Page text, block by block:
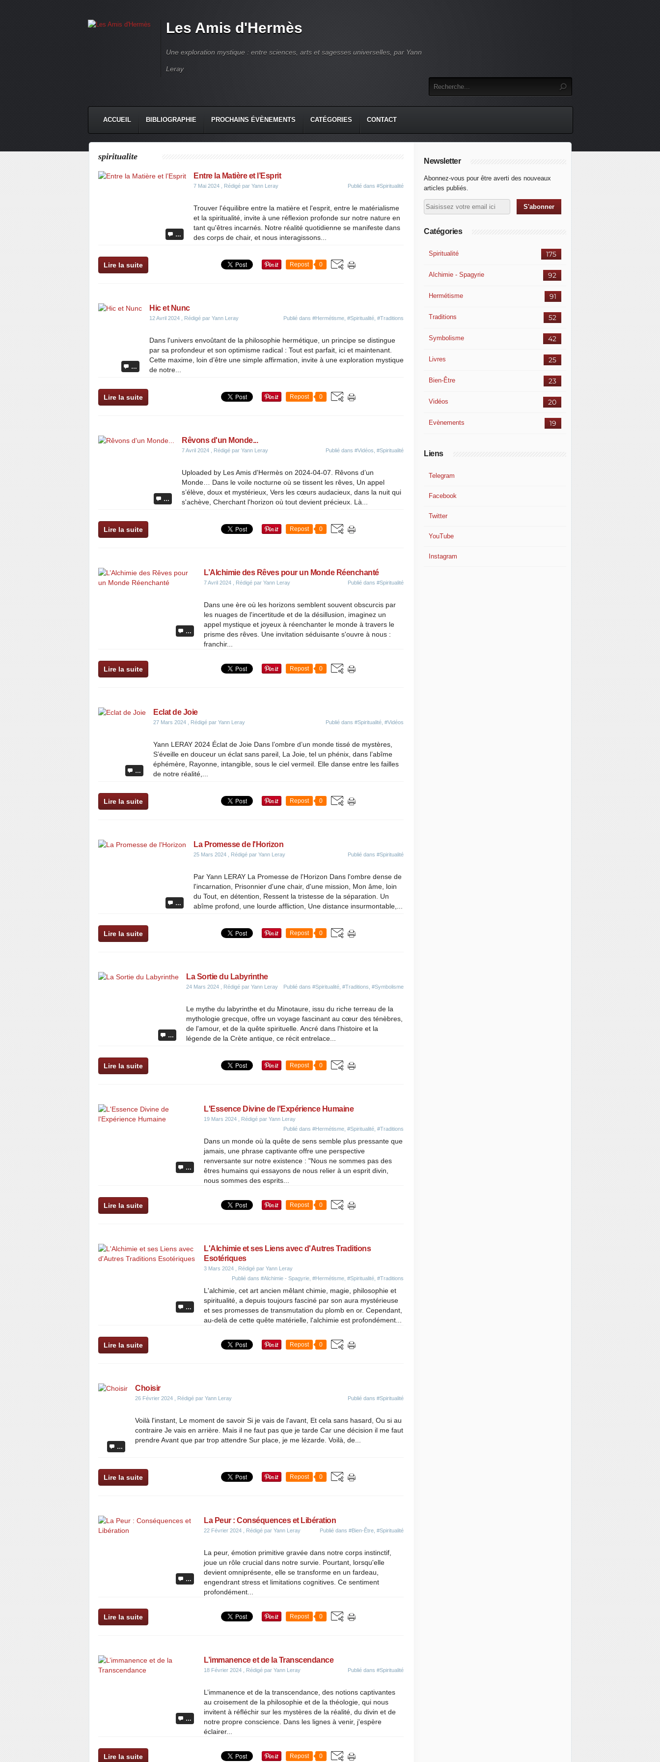
Les Amis d'Hermès
Une exploration mystique : entre sciences, arts et sagesses universelles, par Yann
Leray
ACCUEIL BIBLIOGRAPHIE PROCHAINS ÉVÈNEMENTS CATÉGORIES CONTACT
spiritualite
…
Entre la Matière et l’Esprit
7 Mai 2024 , Rédigé par Yann Leray Publié dans #Spiritualité
Trouver l'équilibre entre la matière et l'esprit, entre le matérialisme
et la spiritualité, invite à une réflexion profonde sur notre nature en
tant qu'êtres incarnés. Notre réalité quotidienne se manifeste dans
des corps de chair, et nous interagissons...
Lire la suite Repost 0
…
Hic et Nunc
12 Avril 2024 , Rédigé par Yann Leray Publié dans #Hermétisme #Spiritualité #Traditions
Dans l'univers envoûtant de la philosophie hermétique, un principe se distingue
par sa profondeur et son optimisme radical : Tout est parfait, ici et maintenant.
Cette maxime, loin d’être une simple affirmation, invite à une exploration mystique
de notre...
Lire la suite Repost 0
…
Rêvons d'un Monde...
7 Avril 2024 , Rédigé par Yann Leray Publié dans #Vidéos #Spiritualité
Uploaded by Les Amis d'Hermès on 2024-04-07. Rêvons d’un
Monde… Dans le voile nocturne où se tissent les rêves, Un appel
s’élève, doux et mystérieux, Vers les cœurs audacieux, dans la nuit qui
s'achève, Cherchant l'horizon où tout devient précieux. Là...
Lire la suite Repost 0
…
L’Alchimie des Rêves pour un Monde Réenchanté
7 Avril 2024 , Rédigé par Yann Leray Publié dans #Spiritualité
Dans une ère où les horizons semblent souvent obscurcis par
les nuages de l'incertitude et de la désillusion, imaginez un
appel mystique et joyeux à réenchanter le monde à travers le
prisme des rêves. Une invitation séduisante s'ouvre à nous :
franchir...
Lire la suite Repost 0
…
Eclat de Joie
27 Mars 2024 , Rédigé par Yann Leray Publié dans #Spiritualité #Vidéos
Yann LERAY 2024 Éclat de Joie Dans l’ombre d’un monde tissé de mystères,
S’éveille en douceur un éclat sans pareil, La Joie, tel un phénix, dans l’abîme
éphémère, Rayonne, intangible, sous le ciel vermeil. Elle danse entre les failles
de notre réalité,...
Lire la suite Repost 0
…
La Promesse de l'Horizon
25 Mars 2024 , Rédigé par Yann Leray Publié dans #Spiritualité
Par Yann LERAY La Promesse de l'Horizon Dans l'ombre dense de
l'incarnation, Prisonnier d'une chair, d'une mission, Mon âme, loin
du Tout, en détention, Ressent la tristesse de la séparation. Un
abîme profond, une lourde affliction, Une distance insurmontable,...
Lire la suite Repost 0
…
La Sortie du Labyrinthe
24 Mars 2024 , Rédigé par Yann Leray Publié dans #Spiritualité #Traditions #Symbolisme
Le mythe du labyrinthe et du Minotaure, issu du riche terreau de la
mythologie grecque, offre un voyage fascinant au cœur des ténèbres,
de l'amour, et de la quête spirituelle. Ancré dans l'histoire et la
légende de la Crète antique, ce récit entrelace...
Lire la suite Repost 0
…
L'Essence Divine de l'Expérience Humaine
19 Mars 2024 , Rédigé par Yann Leray
Publié dans #Hermétisme #Spiritualité #Traditions
Dans un monde où la quête de sens semble plus pressante que
jamais, une phrase captivante offre une perspective
renversante sur notre existence : "Nous ne sommes pas des
êtres humains qui essayons de nous relier à un esprit divin,
nous sommes des esprits...
Lire la suite Repost 0
…
L'Alchimie et ses Liens avec d'Autres Traditions
Esotériques
3 Mars 2024 , Rédigé par Yann Leray
Publié dans #Alchimie - Spagyrie #Hermétisme #Spiritualité #Traditions
L'alchimie, cet art ancien mêlant chimie, magie, philosophie et
spiritualité, a depuis toujours fasciné par son aura mystérieuse
et ses promesses de transmutation du plomb en or. Cependant,
au-delà de cette quête matérielle, l'alchimie est profondément...
Lire la suite Repost 0
…
Choisir
26 Février 2024 , Rédigé par Yann Leray Publié dans #Spiritualité
Voilà l'instant, Le moment de savoir Si je vais de l'avant, Et cela sans hasard, Ou si au
contraire Je vais en arrière. Mais il ne faut pas que je tarde Car une décision il me faut
prendre Avant que par trop attendre Sur place, je me lézarde. Voilà, de...
Lire la suite Repost 0
…
La Peur : Conséquences et Libération
22 Février 2024 , Rédigé par Yann Leray Publié dans #Bien-Être #Spiritualité
La peur, émotion primitive gravée dans notre corps instinctif,
joue un rôle crucial dans notre survie. Pourtant, lorsqu'elle
devient omniprésente, elle se transforme en un fardeau,
engendrant stress et limitations cognitives. Ce sentiment
profondément...
Lire la suite Repost 0
…
L’immanence et de la Transcendance
18 Février 2024 , Rédigé par Yann Leray Publié dans #Spiritualité
L’immanence et de la transcendance, des notions captivantes
au croisement de la philosophie et de la théologie, qui nous
invitent à réfléchir sur les mystères de la réalité, du divin et de
notre propre conscience. Dans les lignes à venir, j'espère
éclairer...
Lire la suite Repost 0
Newsletter
Abonnez-vous pour être averti des nouveaux
articles publiés.
Catégories
175
Spiritualité
92
Alchimie - Spagyrie
91
Hermétisme
52
Traditions
42
Symbolisme
25
Livres
23
Bien-Être
20
Vidéos
19
Evènements
Liens
Telegram
Facebook
Twitter
YouTube
Instagram